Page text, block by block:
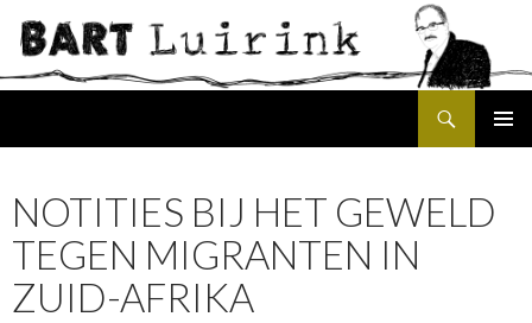
NOTITIES BIJ HET GEWELD
TEGEN MIGRANTEN IN
ZUID-AFRIKA